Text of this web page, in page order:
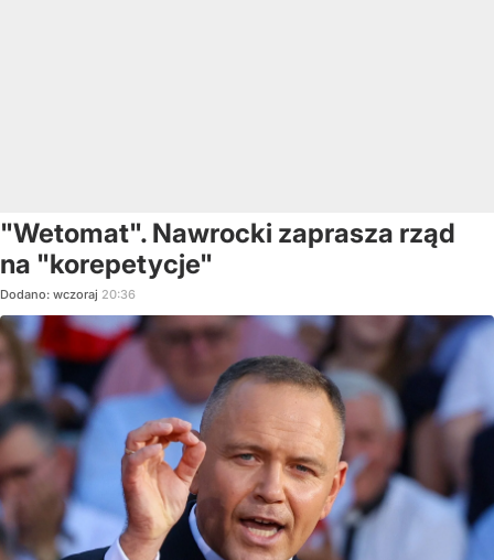
"Wetomat". Nawrocki zaprasza rząd
na "korepetycje"
Dodano: wczoraj 20:36